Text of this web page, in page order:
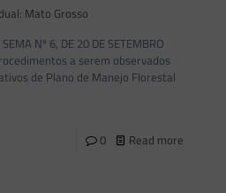
Mato Grosso
Nº 6, DE 20 DE SETEMBRO
a serem observados
de Plano de Manejo Florestal
0 Read more